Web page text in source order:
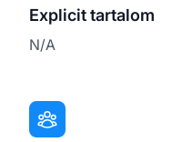
Explicit tartalom
N/A